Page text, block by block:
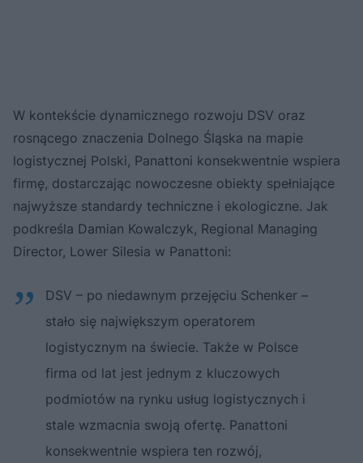
W kontekście dynamicznego rozwoju DSV oraz
rosnącego znaczenia Dolnego Śląska na mapie
logistycznej Polski, Panattoni konsekwentnie wspiera
firmę, dostarczając nowoczesne obiekty spełniające
najwyższe standardy techniczne i ekologiczne. Jak
podkreśla Damian Kowalczyk, Regional Managing
Director, Lower Silesia w Panattoni:
DSV – po niedawnym przejęciu Schenker –
stało się największym operatorem
logistycznym na świecie. Także w Polsce
firma od lat jest jednym z kluczowych
podmiotów na rynku usług logistycznych i
stale wzmacnia swoją ofertę. Panattoni
konsekwentnie wspiera ten rozwój,